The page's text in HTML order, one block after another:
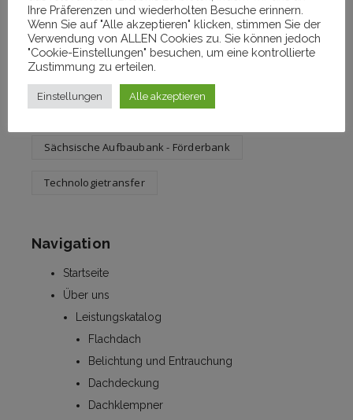
Tags
Brandschutz
Fassaden HyProVIP
Sächsische Aufbaubank - Förderbank
Technologietransfer
Navigation
Startseite
Über uns
Leistungskatalog
Flachdach
Belichtung und Entrauchung
Dachdeckung
Dachklempner
Ihre Präferenzen und wiederholten Besuche erinnern.
Wenn Sie auf "Alle akzeptieren" klicken, stimmen Sie der
Verwendung von ALLEN Cookies zu. Sie können jedoch
"Cookie-Einstellungen" besuchen, um eine kontrollierte
Zustimmung zu erteilen.
Einstellungen Alle akzeptieren